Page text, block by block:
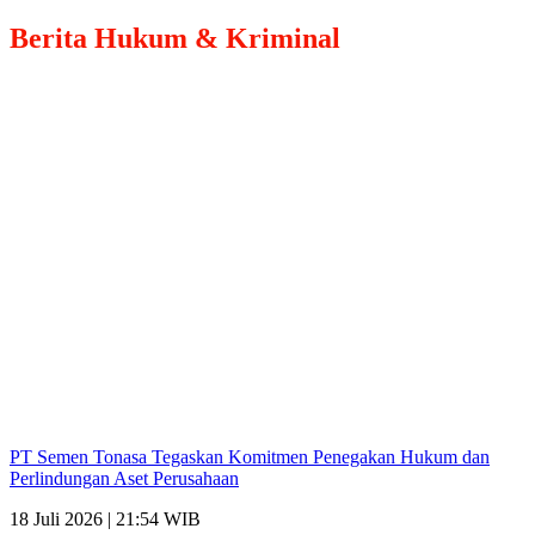
Berita Hukum & Kriminal
PT Semen Tonasa Tegaskan Komitmen Penegakan Hukum dan
Perlindungan Aset Perusahaan
18 Juli 2026 | 21:54 WIB